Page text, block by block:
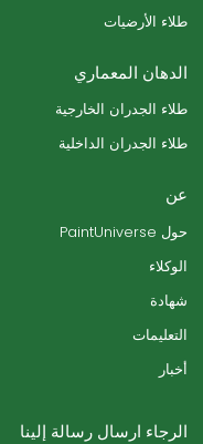
طلاء الأرضيات
الدهان المعماري
طلاء الجدران الخارجية
طلاء الجدران الداخلية
عن
حول PaintUniverse
الوكلاء
شهادة
التعليمات
أخبار
الرجاء ارسال رسالة إلينا